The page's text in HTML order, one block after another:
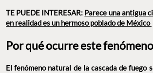
TE PUEDE INTERESAR: Parece una antigua
en realidad es un hermoso poblado de México
Por qué ocurre este
El fenómeno natural de la cascada de fuego